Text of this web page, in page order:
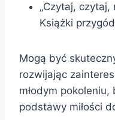
„Czytaj,
Książki
Mogą być
rozwijając
młodym
podstawy miłości